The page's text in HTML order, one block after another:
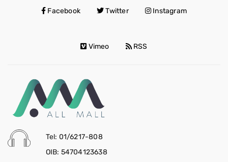
Facebook Twitter Instagram
Vimeo RSS
Tel: 01/6217-808
OIB: 54704123638